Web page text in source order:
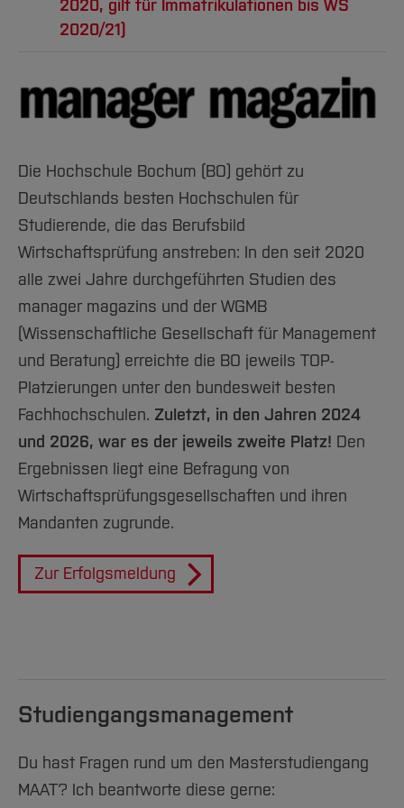
Spezielle Rechtsgebiete
abgelegten schriftlichen Modulprüfungen
Angewandte BWL/VWL
Innerhalb der WP-Option haben Sie die
Wahlfreiheit dahingehend, ob mit der WP-
Option die Bereiche „Angewandte BWL/VWL“
und „Wirtschaftsrecht“ oder nur einer der
beiden Bereiche erbracht werden soll.
Formale Voraussetzungen
für den Erwerb WP-
Option sind
Immatrikulation in den Masterstudiengängen
MAAT
Ablegen aller in die Option eingehenden
Prüfungsleistungen an der Hochschule
Die mündlichen Zusatzprüfungen ergänzen die
im Rahmen der Masterstudiengänge
Option wird auf einer gesonderten Anlage zum
Zeugnis in deutscher Sprache ausgewiesen.
2. Mündliche Zusatzprüfung
Wirtschaftsprüfungsgesellschaft
WP/StB Marc Sahner
Partner beiWarth & Klein Grant Thornton AG
Wirtschaftsprüfungsgesellschaft
WP/StB Wilhelm-Berthold Schmuch
Partner,zeptrum Dr. Adamsen PartG mbB
StB Klaus Schreiber
Senior Manager,Deloitte & Touche GmbH
Wirtschaftsprüfungsgesellschaft
WP/StB Prof. Dr. Jörn Schulte
Vorstand,IVC Independent Valuation &
Consulting Aktiengesellschaft
Wirtschaftsprüfungsgesellschaft
WP/StB Christopher Schwab
Deloitte & Touche GmbH
Wirtschaftsprüfungsgesellschaft
WP/StB/CPA Andreas Wildoer
Partner,TREUMERKUR Dr. Schmidt und
2020, gilt für Immatrikulationen bis WS
2020/21)
Die Hochschule Bochum (BO) gehört zu
Deutschlands besten Hochschulen für
Studierende, die das Berufsbild
Wirtschaftsprüfung anstreben: In den seit 2020
alle zwei Jahre durchgeführten Studien des
manager magazins und der WGMB
(Wissenschaftliche Gesellschaft für Management
und Beratung) erreichte die BO jeweils TOP-
Platzierungen unter den bundesweit besten
Fachhochschulen. Zuletzt, in den Jahren 2024
und 2026, war es der jeweils zweite Platz! Den
Ergebnissen liegt eine Befragung von
Wirtschaftsprüfungsgesellschaften und ihren
Mandanten zugrunde.
Zur Erfolgsmeldung
Studiengangsmanagement
Du hast Fragen rund um den Masterstudiengang
MAAT? Ich beantworte diese gerne: